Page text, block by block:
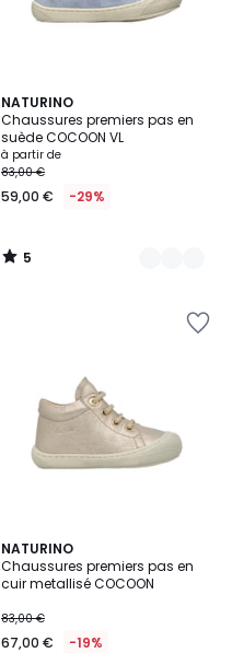
NATURINO
Chaussures premiers pas en
suède COCOON VL
à partir de
83,00 €
59,00 € -29%
5
/
5
3
Couleurs
5
/
NATURINO
Chaussures premiers pas en
cuir metallisé COCOON
83,00 €
67,00 € -19%